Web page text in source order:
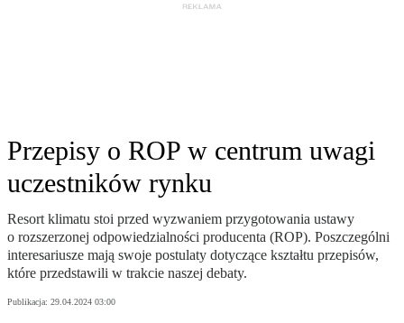
Przepisy o ROP w centrum uwagi
uczestników rynku
Resort klimatu stoi przed wyzwaniem przygotowania ustawy
o rozszerzonej odpowiedzialności producenta (ROP). Poszczególni
interesariusze mają swoje postulaty dotyczące kształtu przepisów,
które przedstawili w trakcie naszej debaty.
Publikacja: 29.04.2024 03:00